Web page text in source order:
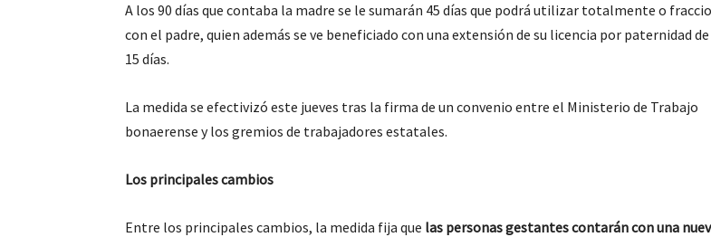
A los 90 días que contaba la madre se le sumarán 45 días que podrá utilizar totalmente o
con el padre, quien además se ve beneficiado con una extensión de su licencia por paternidad
15 días.
La medida se efectivizó este jueves tras la firma de un convenio entre el Ministerio de Trabajo
bonaerense y los gremios de trabajadores estatales.
Los principales cambios
Entre los principales cambios, la medida fija que las personas gestantes contarán con una